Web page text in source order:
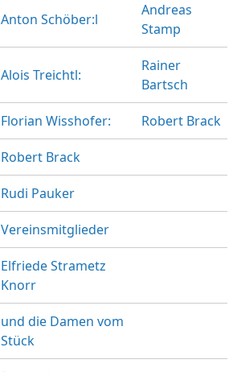
Anton Schöber:l
Andreas
Stamp
Alois Treichtl:
Rainer
Bartsch
Florian Wisshofer: Robert Brack
Robert Brack
Rudi Pauker
Vereinsmitglieder
Elfriede Strametz
Knorr
und die Damen vom
Stück